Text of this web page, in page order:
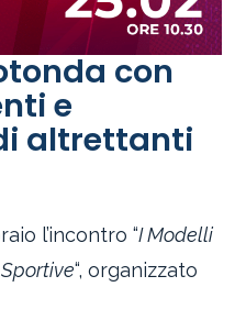
con
e
altrettanti
l’incontro “I Modelli
“, organizzato